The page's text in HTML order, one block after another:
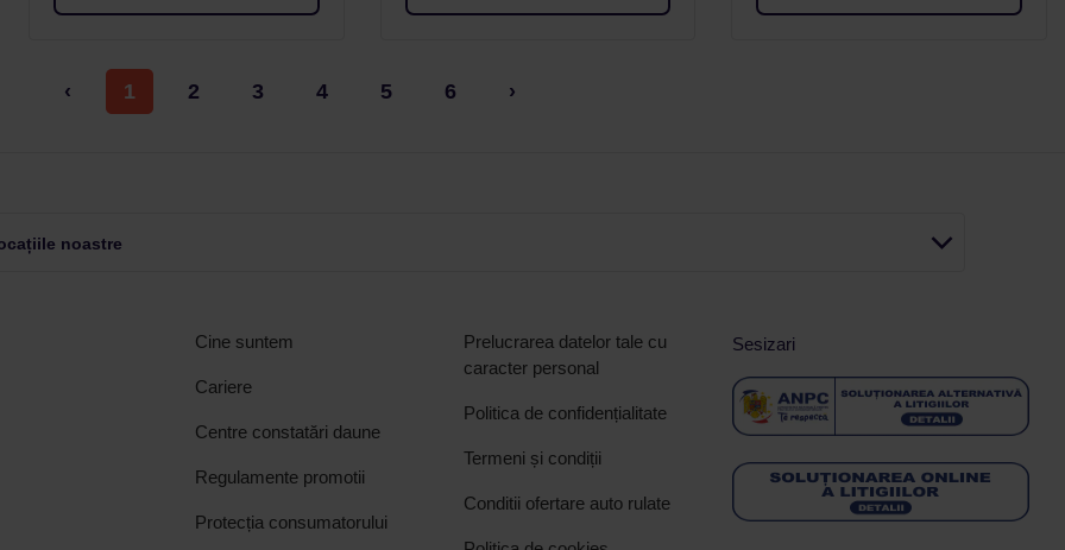
‹ 1 2 3 4 5 6 ›
noastre
Cine suntem
Cariere
Centre constatări daune
Regulamente promotii
Protecția consumatorului
Prelucrarea datelor tale cu
caracter personal
Politica de confidențialitate
Termeni și condiții
Conditii ofertare auto rulate
Sesizari